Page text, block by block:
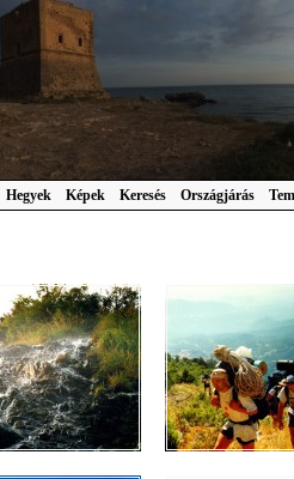
Hegyek Képek Keresés Országjárás